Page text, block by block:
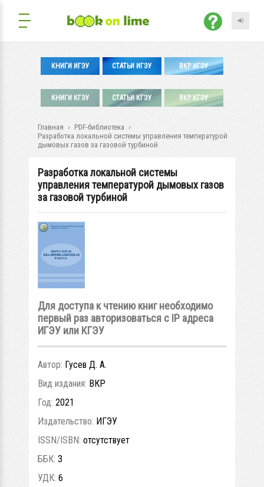
КНИГИ ИГЭУ СТАТЬИ ИГЭУ ВКР ИГЭУ
КНИГИ КГЭУ СТАТЬИ КГЭУ ВКР КГЭУ
Главная
PDF-библиотека
Разработка локальной системы управления температурой
дымовых газов за газовой турбиной
Разработка локальной системы
управления температурой дымовых газов
за газовой турбиной
Для доступа к чтению книг необходимо
первый раз авторизоваться с IP адреса
ИГЭУ или КГЭУ
Автор: Гусев Д. А.
Вид издания: ВКР
Год: 2021
Издательство: ИГЭУ
ISSN/ISBN: отсутствует
ББК: 3
УДК: 6